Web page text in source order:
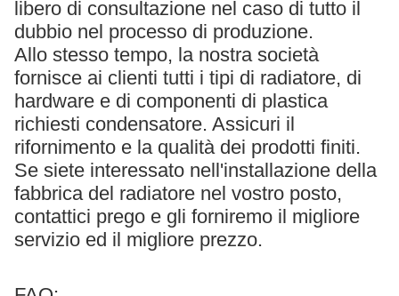
libero di consultazione nel caso di tutto il
dubbio nel processo di produzione.
Allo stesso tempo, la nostra società
fornisce ai clienti tutti i tipi di radiatore, di
hardware e di componenti di plastica
richiesti condensatore. Assicuri il
rifornimento e la qualità dei prodotti finiti.
Se siete interessato nell'installazione della
fabbrica del radiatore nel vostro posto,
contattici prego e gli forniremo il migliore
servizio ed il migliore prezzo.